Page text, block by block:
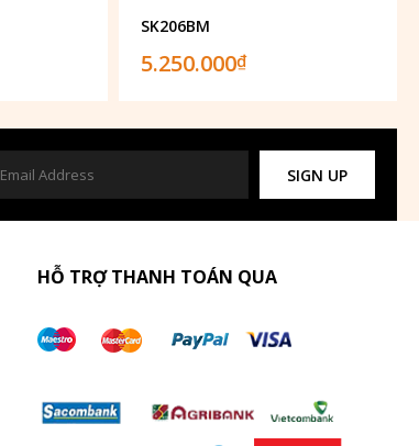
SK206BM
5.250.000₫
SIGN UP
HỖ TRỢ THANH TOÁN QUA